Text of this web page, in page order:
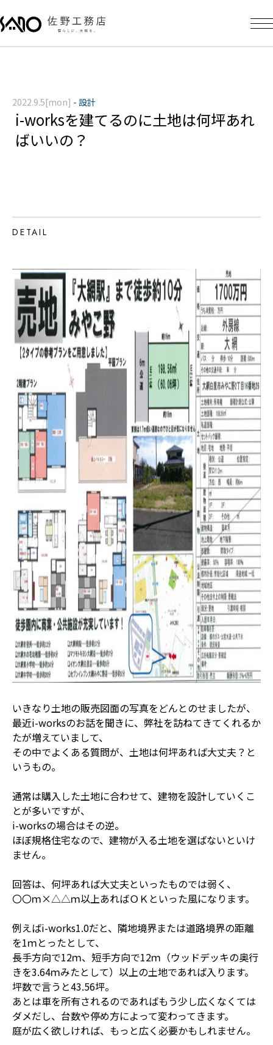
i-worksを建てるのに土地は何坪あれ
ばいいの？
2022.9.5[mon] - 設計
DETAIL
いきなり土地の販売図面の写真をどんとのせましたが、
最近i-worksのお話を聞きに、弊社を訪ねてきてくれるか
たが増えていまして、
その中でよくある質問が、土地は何坪あれば大丈夫？と
いうもの。
通常は購入した土地に合わせて、建物を設計していくこ
とが多いですが、
i-worksの場合はその逆。
ほぼ規格住宅なので、建物が入る土地を選ばないといけ
ません。
回答は、何坪あれば大丈夫といったものでは弱く、
〇〇ｍ×△△ｍ以上あればＯＫといった風になります。
例えばi-works1.0だと、隣地境界または道路境界の距離
を1ｍとったとして、
長手方向で12ｍ、短手方向で12ｍ（ウッドデッキの奥行
きを3.64ｍみたとして）以上の土地であれば入ります。
坪数で言うと43.56坪。
あとは車を所有されるのであればもう少し広くなくては
ダメだし、台数や停め方によって変わってきます。
庭が広く欲しければ、もっと広く必要かもしれません。